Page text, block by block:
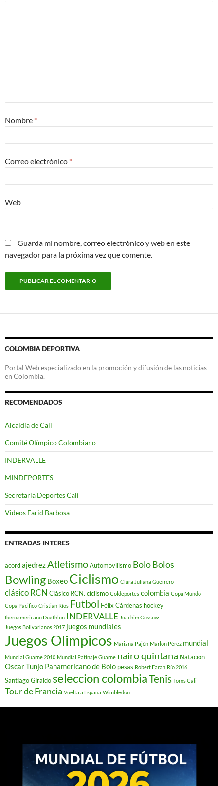
Nombre *
Correo electrónico *
Web
Guarda mi nombre, correo electrónico y web en este
navegador para la próxima vez que comente.
COLOMBIA DEPORTIVA
Portal Web especializado en la promoción y difusión de las noticias
en Colombia.
RECOMENDADOS
Alcaldía de Cali
Comité Olímpico Colombiano
INDERVALLE
MINDEPORTES
Secretaria Deportes Cali
Videos Farid Barbosa
ENTRADAS INTERES
acordajedrez AtletismoAutomovilismo BoloBolos
Bowling Boxeo Ciclismo Clara Juliana Guerrero
clásico RCN Clásico RCN. ciclismo Coldeportes colombia Copa Mundo
Copa Pacifico Cristian Ríos Futbol Félix Cárdenas hockey
Iberoamericano Duathlon INDERVALLE Joachim Gossow
Juegos Bolivarianos 2017 juegos mundiales
Juegos Olimpicos Mariana Pajón Marlon Pérez mundial
Mundial Guarne 2010 Mundial Patinaje Guarne nairo quintana Natacion
Oscar Tunjo Panamericano de Bolo pesas Robert Farah Río 2016
Santiago Giraldo seleccion colombiaTenis Toros Cali
Tour de Francia Vuelta a España Wimbledon